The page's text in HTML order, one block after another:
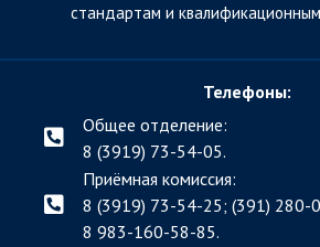
стандартам и
Телефоны:
Общее отделение:
8 (3919) 73-54-05.
Приёмная комиссия:
8 (3919) 73-54-25; (391) 280-
8 983-160-58-85.